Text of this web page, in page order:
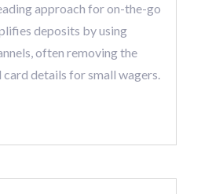
approach for on-the-go
deposits by using
often removing the
details for small wagers.